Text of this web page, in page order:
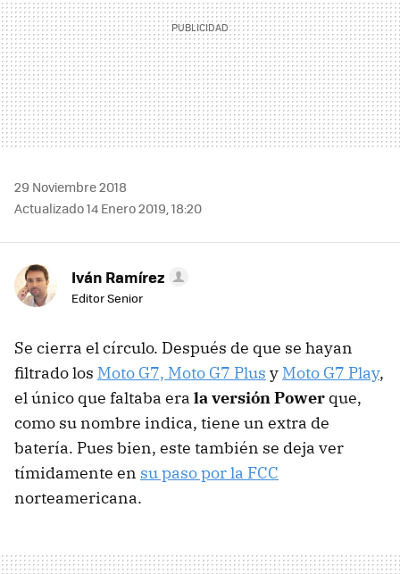
29 Noviembre 2018
Actualizado 14 Enero 2019, 18:20
Iván Ramírez
Editor Senior
Se cierra el círculo. Después de que se hayan
filtrado los Moto G7, Moto G7 Plus y Moto G7 Play,
el único que faltaba era la versión Power que,
como su nombre indica, tiene un extra de
batería. Pues bien, este también se deja ver
tímidamente en su paso por la FCC
norteamericana.